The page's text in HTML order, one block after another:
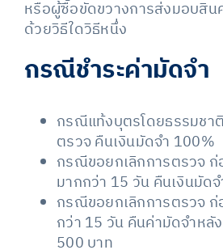
หรือผู้ซื้อขัดขวางการส่งมอบสิน
ด้วยวิธีใดวิธีหนึ่ง
กรณีชำระค่ามัดจำ
กรณีแท้งบุตรโดยธรรมชา
ตรวจ คืนเงินมัดจำ 100%
กรณีขอยกเลิกการตรวจ
มากกว่า 15 วัน คืนเงินมัด
กรณีขอยกเลิกการตรวจ
กว่า 15 วัน คืนค่ามัดจำหลั
500 บาท